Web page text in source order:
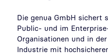
Die genua GmbH sichert
Public- und im
Organisationen und in
Industrie mit